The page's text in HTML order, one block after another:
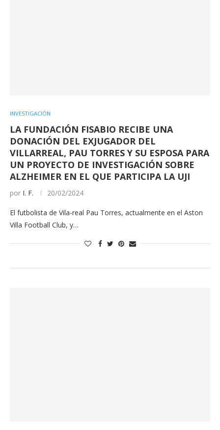
INVESTIGACIÓN
LA FUNDACIÓN FISABIO RECIBE UNA
DONACIÓN DEL EXJUGADOR DEL
VILLARREAL, PAU TORRES Y SU ESPOSA PARA
UN PROYECTO DE INVESTIGACIÓN SOBRE
ALZHEIMER EN EL QUE PARTICIPA LA UJI
por I. F. 20/02/2024
El futbolista de Vila-real Pau Torres, actualmente en el Aston
Villa Football Club, y…